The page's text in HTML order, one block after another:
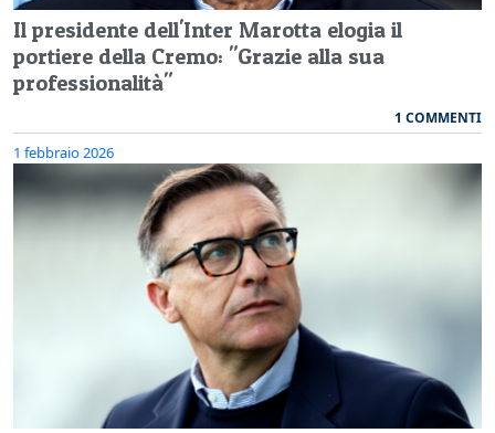
Il presidente dell'Inter Marotta elogia il
portiere della Cremo: "Grazie alla sua
professionalità"
1 COMMENTI
1 febbraio 2026